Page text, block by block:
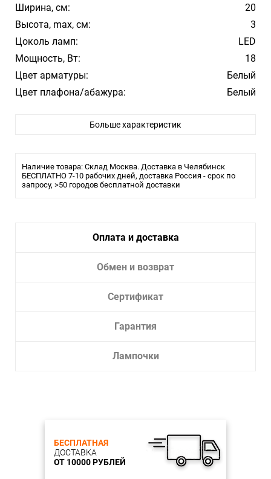
Ширина, см:
20
Высота, max, см:
3
Цоколь ламп:
LED
Мощность, Вт:
18
Цвет арматуры:
Белый
Цвет плафона/абажура:
Белый
Температура свечения:
Влагозащита:
Потолочный светильник
Световой поток, лм: 1260
Питание: 230 В, 50 Гц
Способ монтажа: накладной
Больше характеристик
Наличие товара: Склад Москва. Доставка в Челябинск
БЕСПЛАТНО 7-10 рабочих дней, доставка Россия - срок по
запросу, >50 городов бесплатной доставки
Оплата и доставка
Обмен и возврат
Сертификат
Гарантия
Лампочки
БЕСПЛАТНАЯ
ДОСТАВКА
ОТ 10000 РУБЛЕЙ